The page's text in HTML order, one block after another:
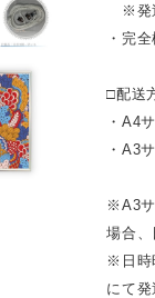
※発
・完
□配送
・A4
・A3
※A3サ
場合、
※日時
にて発